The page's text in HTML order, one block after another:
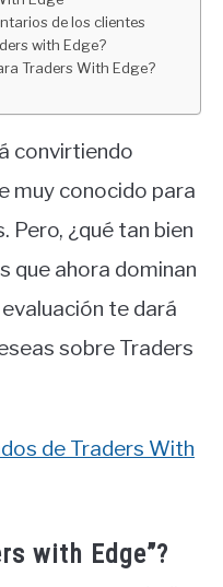
de los clientes
with Edge?
Traders With Edge?
convirtiendo
muy conocido para
Pero, ¿qué tan bien
que ahora dominan
te dará
sobre Traders
de Traders With
with Edge”?